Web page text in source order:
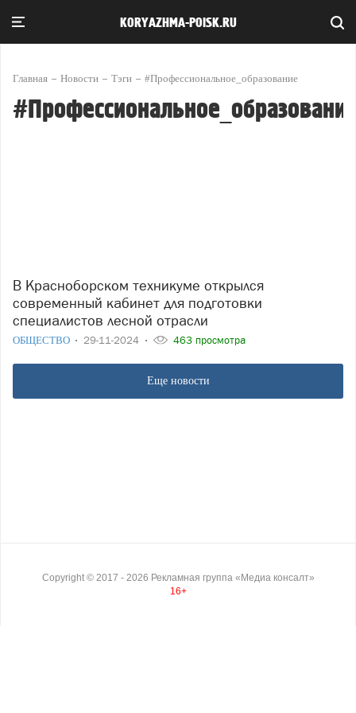
KORYAZHMA-POISK.RU
Главная Новости Тэги #Профессиональное_образование
В Красноборском техникуме открылся
современный кабинет для подготовки
специалистов лесной отрасли
ОБЩЕСТВО 29-11-2024 463 просмотра
Еще новости
Copyright © 2017 - 2026 Рекламная группа «Медиа консалт»
16+